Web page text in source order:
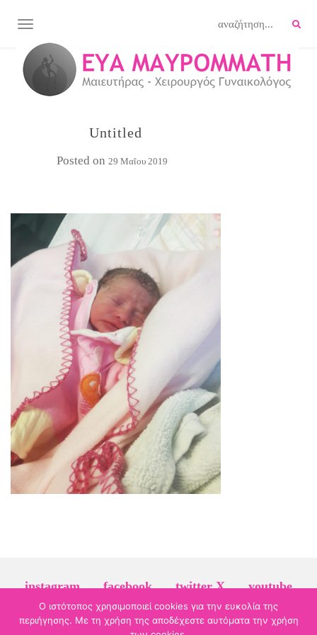
TOGGLE NAVIGATION
Untitled
Posted on29 Μαΐου 2019
instagram facebook twitter X
youtube
linkedin
Ο ιστότοπος χρησιμοποιεί cookies για την ευκολία της
περιήγησης. Με τη χρήση της αποδέχεστε αυτόματα την χρήση